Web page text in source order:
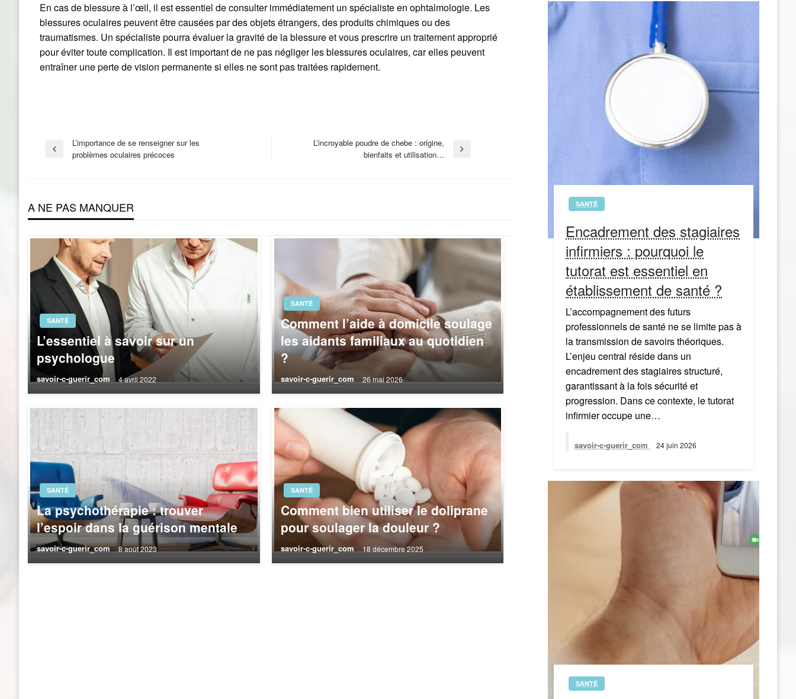
En cas de blessure à l’œil, il est essentiel de consulter immédiatement un spécialiste en ophtalmologie. Les
blessures oculaires peuvent être causées par des objets étrangers, des produits chimiques ou des
traumatismes. Un spécialiste pourra évaluer la gravité de la blessure et vous prescrire un traitement approprié
pour éviter toute complication. Il est important de ne pas négliger les blessures oculaires, car elles peuvent
entraîner une perte de vision permanente si elles ne sont pas traitées rapidement.
Navigation
l’article
Previous
L’importance de se renseigner sur les
problèmes oculaires précoces
L’incroyable poudre de chebe : origine,
bienfaits et utilisation…
A NE PAS MANQUER
SANTÉ
L’essentiel à savoir sur un
psychologue
savoir-c-guerir_com 4 avril 2022
SANTÉ
Comment l’aide à domicile soulage
les aidants familiaux au quotidien
?
savoir-c-guerir_com 26 mai 2026
SANTÉ
La psychothérapie : trouver
l’espoir dans la guérison mentale
savoir-c-guerir_com 8 août 2023
SANTÉ
Comment bien utiliser le doliprane
pour soulager la douleur ?
savoir-c-guerir_com 18 décembre 2025
SANTÉ
Encadrement des stagiaires
infirmiers : pourquoi le
tutorat est essentiel en
établissement de santé ?
L’accompagnement des futurs
professionnels de santé ne se limite pas à
la transmission de savoirs théoriques.
L’enjeu central réside dans un
encadrement des stagiaires structuré,
garantissant à la fois sécurité et
progression. Dans ce contexte, le tutorat
infirmier occupe une…
savoir-c-guerir_com 24 juin 2026
SANTÉ